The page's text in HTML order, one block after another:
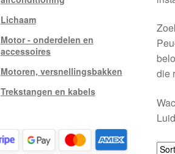
die
Lichaam
Motor - onderdelen en
accessoires
Motoren, versnellingsbakken
Trekstangen en kabels